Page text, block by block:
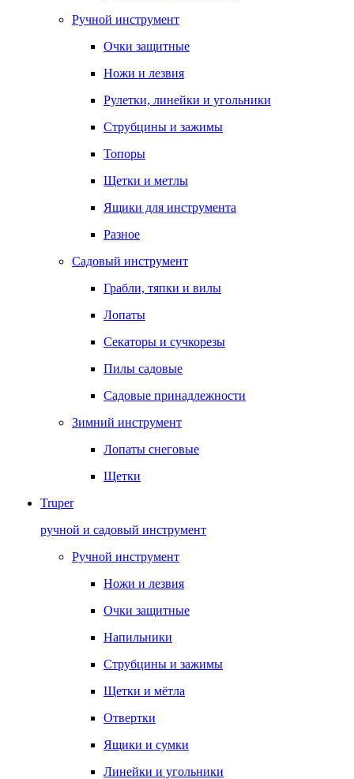
Ручной инструмент
Очки защитные
Ножи и лезвия
Рулетки, линейки и угольники
Струбцины и зажимы
Топоры
Щетки и метлы
Ящики для инструмента
Разное
Садовый инструмент
Грабли, тяпки и вилы
Лопаты
Секаторы и сучкорезы
Пилы садовые
Садовые принадлежности
Зимний инструмент
Лопаты снеговые
Щетки
Truper
ручной и садовый инструмент
Ручной инструмент
Ножи и лезвия
Очки защитные
Напильники
Струбцины и зажимы
Щетки и мётла
Отвертки
Ящики и сумки
Линейки и угольники